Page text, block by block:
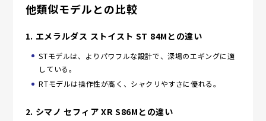
他類似モデルとの比較
1. エメラルダス ストイスト ST 84Mとの違い
STモデルは、よりパワフルな設計で、深場のエギングに適
している。
RTモデルは操作性が高く、シャクリやすさに優れる。
2. シマノ セフィア XR S86Mとの違い